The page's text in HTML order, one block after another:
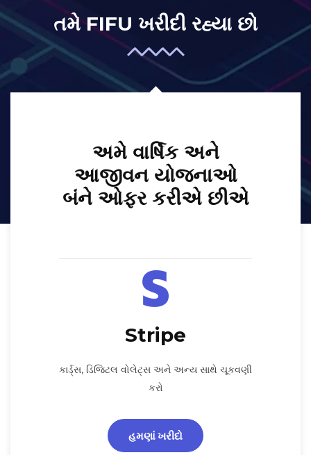
તમે FIFU ખરીદી રહ્યા છો
અમે વાર્ષિક અને
આજીવન યોજનાઓ
બંને ઓફર કરીએ છીએ
Stripe
કાર્ડ્સ, ડિજિટલ વોલેટ્સ અને અન્ય સાથે ચૂકવણી
કરો
હમણાં ખરીદો